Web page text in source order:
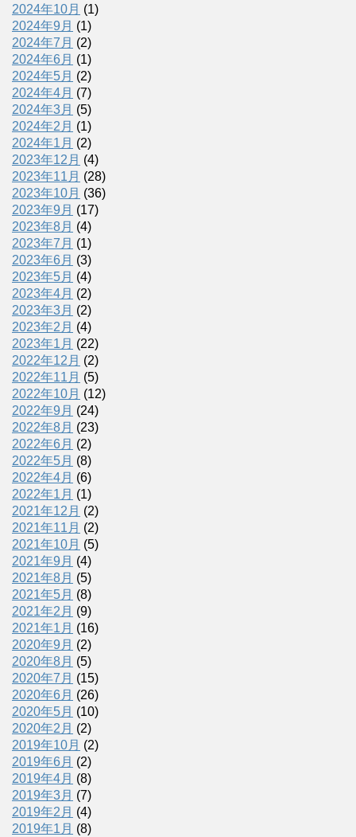
2024年10月 (1)
2024年9月 (1)
2024年7月 (2)
2024年6月 (1)
2024年5月 (2)
2024年4月 (7)
2024年3月 (5)
2024年2月 (1)
2024年1月 (2)
2023年12月 (4)
2023年11月 (28)
2023年10月 (36)
2023年9月 (17)
2023年8月 (4)
2023年7月 (1)
2023年6月 (3)
2023年5月 (4)
2023年4月 (2)
2023年3月 (2)
2023年2月 (4)
2023年1月 (22)
2022年12月 (2)
2022年11月 (5)
2022年10月 (12)
2022年9月 (24)
2022年8月 (23)
2022年6月 (2)
2022年5月 (8)
2022年4月 (6)
2022年1月 (1)
2021年12月 (2)
2021年11月 (2)
2021年10月 (5)
2021年9月 (4)
2021年8月 (5)
2021年5月 (8)
2021年2月 (9)
2021年1月 (16)
2020年9月 (2)
2020年8月 (5)
2020年7月 (15)
2020年6月 (26)
2020年5月 (10)
2020年2月 (2)
2019年10月 (2)
2019年6月 (2)
2019年4月 (8)
2019年3月 (7)
2019年2月 (4)
2019年1月 (8)